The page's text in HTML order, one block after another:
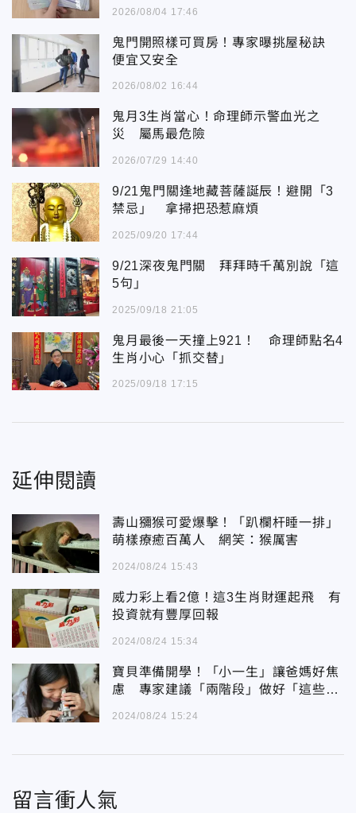
2026/08/04 17:46
鬼門開照樣可買房！專家曝挑屋秘訣
便宜又安全
2026/08/02 16:44
鬼月3生肖當心！命理師示警血光之
災 屬馬最危險
2026/07/29 14:40
9/21鬼門關逢地藏菩薩誕辰！避開「3
禁忌」 拿掃把恐惹麻煩
2025/09/20 17:44
9/21深夜鬼門關 拜拜時千萬別說「這
5句」
2025/09/18 21:05
鬼月最後一天撞上921！ 命理師點名4
生肖小心「抓交替」
2025/09/18 17:15
延伸閱讀
壽山獼猴可愛爆擊！「趴欄杆睡一排」
萌樣療癒百萬人 網笑：猴厲害
2024/08/24 15:43
威力彩上看2億！這3生肖財運起飛 有
投資就有豐厚回報
2024/08/24 15:34
寶貝準備開學！「小一生」讓爸媽好焦
慮 專家建議「兩階段」做好「這些
2024/08/24 15:24
留言衝人氣